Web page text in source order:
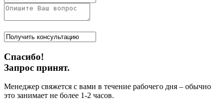
Спасибо!
Запрос принят.
Менеджер свяжется с вами в течение рабочего дня – обычно
это занимает не более 1-2 часов.